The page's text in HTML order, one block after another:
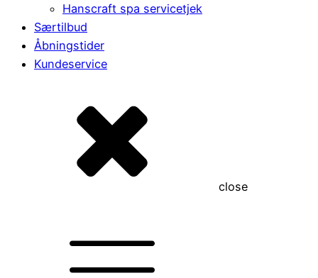
Hanscraft spa servicetjek
Særtilbud
Åbningstider
Kundeservice
close